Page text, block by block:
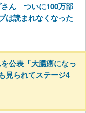
さん ついに100万部
は読まれなくなった
公表「大腸癌になっ
見られてステージ4